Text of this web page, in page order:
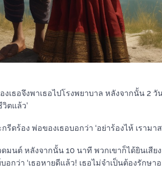
เธอจึงพาเธอไปโรงพยาบาล หลังจากนั้น 2
ตแล้ว’
ดร้อง พ่อของเธอบอกว่า ‘อย่าร้องไห้ เรามา
มนต์ หลังจากนั้น 10 นาที พวกเขาก็ได้ยินเสี
อกว่า ‘เธอหายดีแล้ว! เธอไม่จำเป็นต้องรักษ